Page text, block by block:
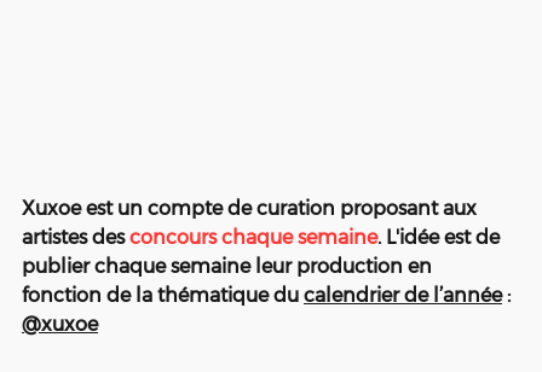
Xuxoe est un compte de curation proposant aux
artistes des concours chaque semaine. L'idée est de
publier chaque semaine leur production en
fonction de la thématique du calendrier de l’année :
@xuxoe